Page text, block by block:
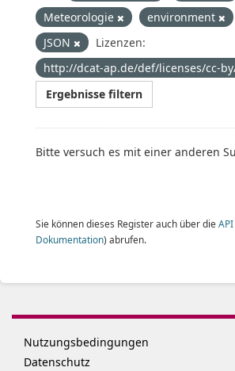
Meteorologie
environment
JSON
Lizenzen:
http://dcat-ap.de/def/licenses/cc-
Ergebnisse filtern
Bitte versuch es mit einer anderen
Sie können dieses Register auch über die API
Dokumentation) abrufen.
Nutzungsbedingungen
Datenschutz